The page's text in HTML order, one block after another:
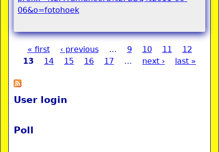
Pages
« first ‹ previous … 9 10 11
12
13
14 15 16 17 … next › last »
User login
Poll